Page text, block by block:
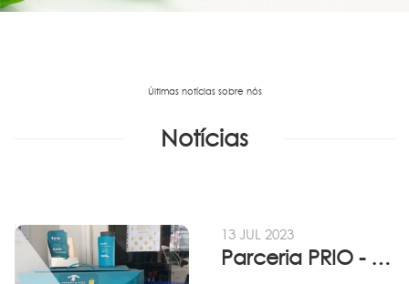
Últimas notícias sobre nós
Notícias
13 JUL 2023
Parceria PRIO - Viadireta - Goodafter...